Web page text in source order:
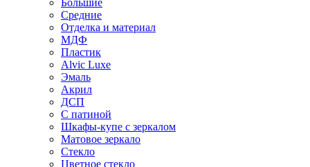
Большие
Средние
Отделка и материал
МДФ
Пластик
Alvic Luxe
Эмаль
Акрил
ДСП
С патиной
Шкафы-купе с зеркалом
Матовое зеркало
Стекло
Цветное стекло